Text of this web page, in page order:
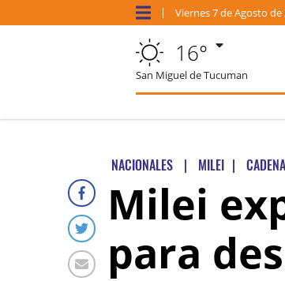
Viernes7 deAgosto de
16°
San Miguel de Tucuman
NACIONALES | MILEI |
Milei
para